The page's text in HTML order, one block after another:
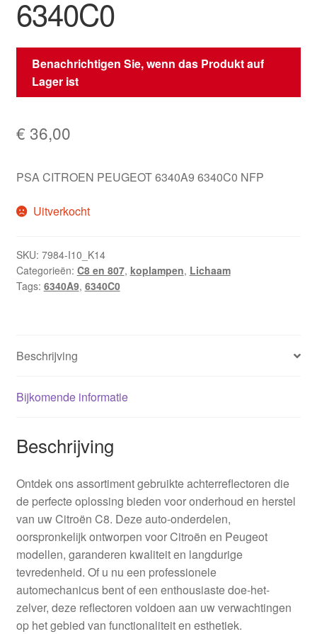
6340C0
Benachrichtigen Sie, wenn das Produkt auf
Lager ist
€ 36,00
PSA CITROEN PEUGEOT 6340A9 6340C0 NFP
Uitverkocht
SKU: 7984-I10_K14
Categorieën: C8 en 807, koplampen, Lichaam
Tags: 6340A9, 6340C0
Beschrijving
Bijkomende informatie
Beschrijving
Ontdek ons assortiment gebruikte achterreflectoren die
de perfecte oplossing bieden voor onderhoud en herstel
van uw Citroën C8. Deze auto-onderdelen,
oorspronkelijk ontworpen voor Citroën en Peugeot
modellen, garanderen kwaliteit en langdurige
tevredenheid. Of u nu een professionele
automechanicus bent of een enthousiaste doe-het-
zelver, deze reflectoren voldoen aan uw verwachtingen
op het gebied van functionaliteit en esthetiek.